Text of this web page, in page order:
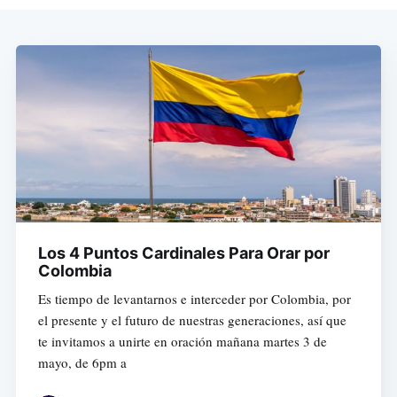
Los 4 Puntos Cardinales Para Orar por
Colombia
Es tiempo de levantarnos e interceder por Colombia, por
el presente y el futuro de nuestras generaciones, así que
te invitamos a unirte en oración mañana martes 3 de
mayo, de 6pm a